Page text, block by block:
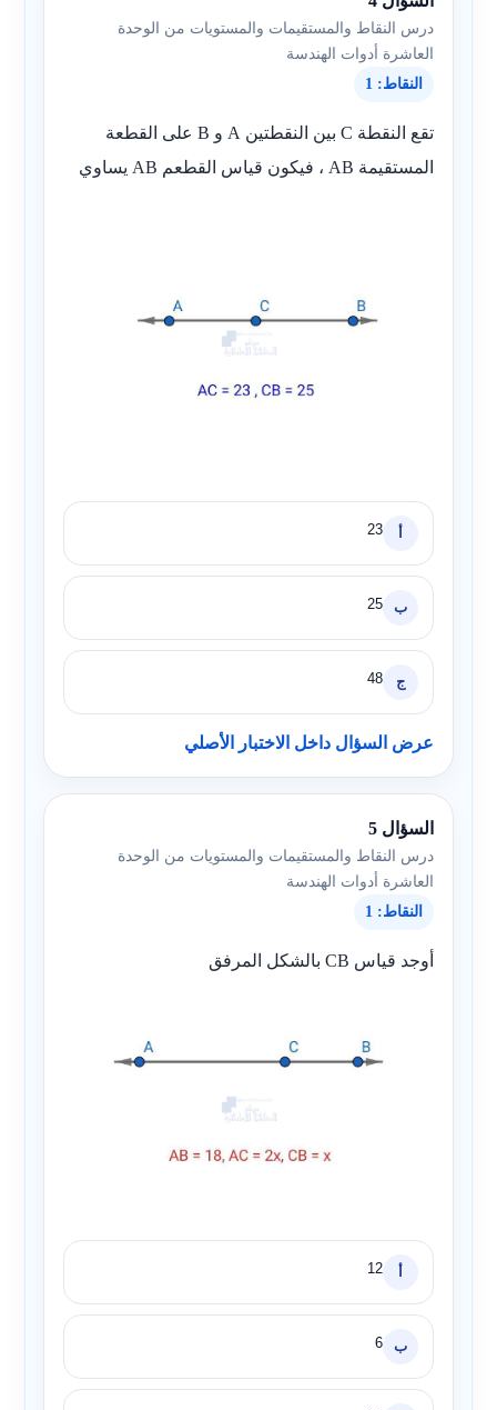
درس النقاط والمستقيمات والمستويات من الوحدة
العاشرة أدوات الهندسة
النقاط: 1
تقع النقطة C بين النقطتين A و B على القطعة
المستقيمة AB ، فيكون قياس القطعم AB يساوي
23
ب 25
ج 48
عرض السؤال داخل الاختبار الأصلي
السؤال 5
درس النقاط والمستقيمات والمستويات من الوحدة
العاشرة أدوات الهندسة
النقاط: 1
أوجد قياس CB بالشكل المرفق
12
ب 6